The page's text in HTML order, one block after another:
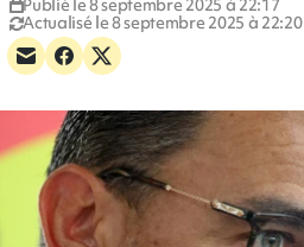
Publié le 8 septembre 2025 à 22:17
Actualisé le 8 septembre 2025 à 22:20